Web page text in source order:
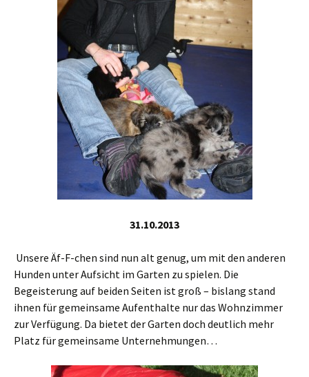
31.10.2013
Unsere Äf-F-chen sind nun alt genug, um mit den anderen
Hunden unter Aufsicht im Garten zu spielen. Die
Begeisterung auf beiden Seiten ist groß – bislang stand
ihnen für gemeinsame Aufenthalte nur das Wohnzimmer
zur Verfügung. Da bietet der Garten doch deutlich mehr
Platz für gemeinsame Unternehmungen…